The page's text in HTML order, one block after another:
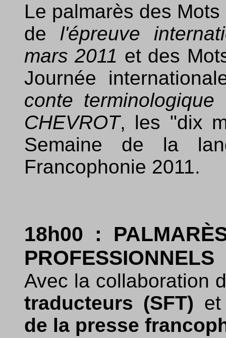
Le palmarès des
de l'épreuve
mars 2011 et des
Journée
conte
CHEVROT, les "dix
Semaine de la
Francophonie 2011.
18h00 :
PROFESSIONNELS
Avec la collaboration
traducteurs (SFT)
de la presse